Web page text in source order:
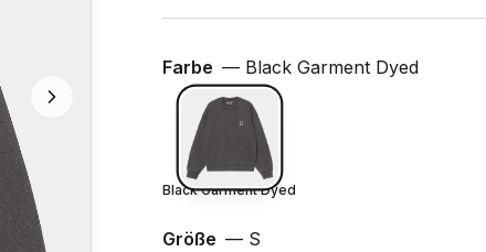
Farbe — Black Garment Dyed
Black Garment Dyed
Größe — S